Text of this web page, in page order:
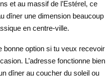
et au massif de l’Estérel, ce
dîner une dimension beaucoup
en centre-ville.
bonne option si tu veux recevoir
L’adresse fonctionne bien
dîner au coucher du soleil ou